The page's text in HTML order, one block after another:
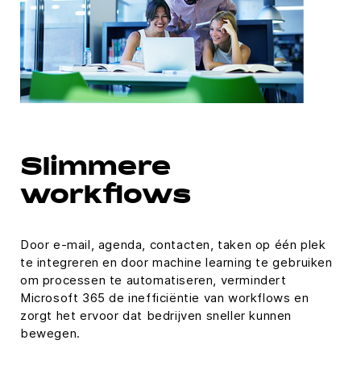
Slimmere
workflows
Door e-mail, agenda, contacten, taken op één plek
te integreren en door machine learning te gebruiken
om processen te automatiseren, vermindert
Microsoft 365 de inefficiëntie van workflows en
zorgt het ervoor dat bedrijven sneller kunnen
bewegen.